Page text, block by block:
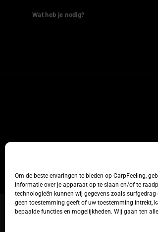
Om de beste ervaringen te bieden op CarpFeeling,
informatie over je apparaat op te slaan en/of te
technologieën kunnen wij gegevens zoals surfgedrag
geen toestemming geeft of uw toestemming intrekt,
bepaalde functies en mogelijkheden. Wij gaan ten
Wat heb je nodig?